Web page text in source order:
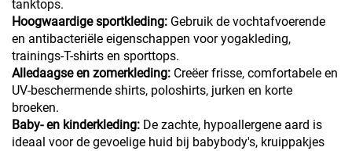
tanktops.
Hoogwaardige sportkleding: Gebruik de vochtafvoerende
en antibacteriële eigenschappen voor yogakleding,
trainings-T-shirts en sporttops.
Alledaagse en zomerkleding: Creëer frisse, comfortabele en
UV-beschermende shirts, poloshirts, jurken en korte
broeken.
Baby- en kinderkleding: De zachte, hypoallergene aard is
ideaal voor de gevoelige huid bij babybody's, kruippakjes